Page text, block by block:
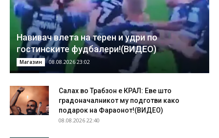
Навивач влета на терен и удри по
гостинските фудбалери!(ВИДЕО)
Магазин 08.08.2026 23:02
Салах во Трабзон е КРАЛ: Еве што
градоначалникот му подготви како
подарок на Фараонот!(ВИДЕО)
08.08.2026 22:40